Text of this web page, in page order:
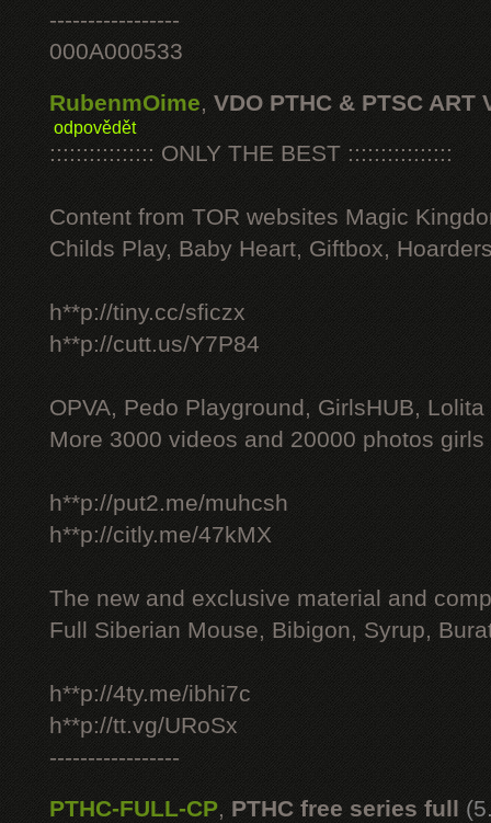
-----------------
000A000533
RubenmOime, VDO PTHC & PTSC ART
odpovědět
:::::::::::::::: ONLY THE BEST ::::::::::::::::
Content from TOR websites Magic
Childs Play, Baby Heart, Giftbox,
h**p://tiny.cc/sficzx
h**p://cutt.us/Y7P84
OPVA, Pedo Playground, GirlsHUB, Lolita
More 3000 videos and 20000 photos
h**p://put2.me/muhcsh
h**p://citly.me/47kMX
The new and exclusive material and
Full Siberian Mouse, Bibigon, Syrup,
h**p://4ty.me/ibhi7c
h**p://tt.vg/URoSx
-----------------
PTHC-FULL-CP, PTHC free series full